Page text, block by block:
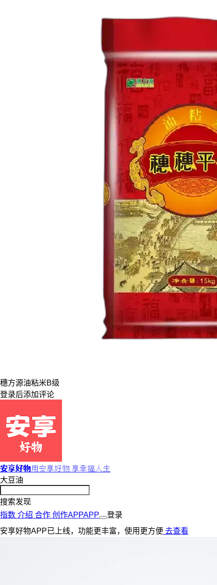
穗方源油粘米B级
登录后添加评论
安享好物用安享好物 享幸福人生
大豆油
搜索发现
指数 介绍 合作 创作APPAPP
登录
安享好物APP已上线，功能更丰富，使用更方便 去查看